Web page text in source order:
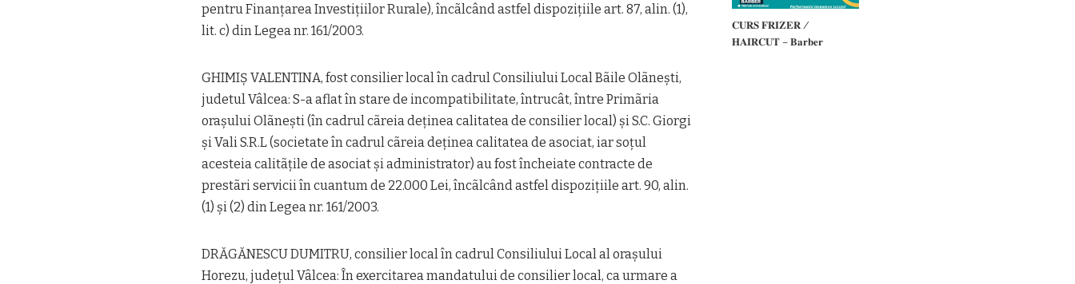
pentru Finanțarea Investițiilor Rurale), încãlcând astfel dispozițiile art. 87, alin. (1),
lit. c) din Legea nr. 161/2003.
GHIMIȘ VALENTINA, fost consilier local în cadrul Consiliului Local Bãile Olãnești,
judetul Vâlcea: S-a aflat în stare de incompatibilitate, întrucât, între Primãria
orașului Olãnești (în cadrul cãreia deținea calitatea de consilier local) și S.C. Giorgi
și Vali S.R.L (societate în cadrul cãreia deținea calitatea de asociat, iar soțul
acesteia calitãțile de asociat și administrator) au fost încheiate contracte de
prestãri servicii în cuantum de 22.000 Lei, încãlcând astfel dispozițiile art. 90, alin.
(1) și (2) din Legea nr. 161/2003.
DRĂGĂNESCU DUMITRU, consilier local în cadrul Consiliului Local al orașului
Horezu, județul Vâlcea: În exercitarea mandatului de consilier local, ca urmare a
𝐂𝐔𝐑𝐒 𝐅𝐑𝐈𝐙𝐄𝐑 /
𝐇𝐀𝐈𝐑𝐂𝐔𝐓 – 𝐁𝐚𝐫𝐛𝐞𝐫